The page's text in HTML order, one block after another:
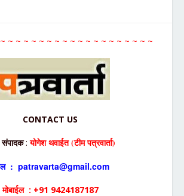
~ ~ ~ ~ ~ ~ ~ ~ ~ ~ ~ ~ ~ ~ ~ ~ ~ ~ ~
CONTACT US
:योगेश थवाईत (टीम पत्रवार्ता)
: patravarta@gmail.com
मोबाईल : +91 9424187187